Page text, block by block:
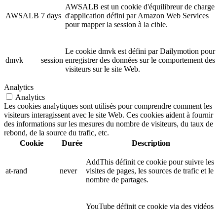
AWSALB 7 days
AWSALB est un cookie d'équilibreur de charge
d'application défini par Amazon Web Services
pour mapper la session à la cible.
dmvk session
Le cookie dmvk est défini par Dailymotion pour
enregistrer des données sur le comportement des
visiteurs sur le site Web.
Analytics
Analytics
Les cookies analytiques sont utilisés pour comprendre comment les
visiteurs interagissent avec le site Web. Ces cookies aident à fournir
des informations sur les mesures du nombre de visiteurs, du taux de
rebond, de la source du trafic, etc.
Cookie
Durée Description
at-rand never
AddThis définit ce cookie pour suivre les
visites de pages, les sources de trafic et le
nombre de partages.
YouTube définit ce cookie via des vidéos